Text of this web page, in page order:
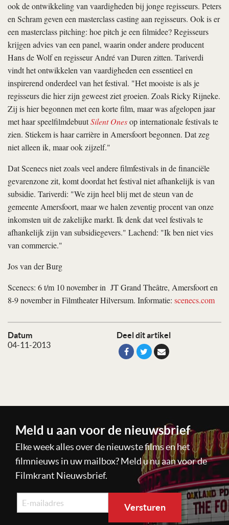
Datum
04-11-2013
Deel dit artikel
ook de ontwikkeling van vaardigheden bij jonge regisseurs. Peters
en Schram geven een masterclass casting aan regisseurs. Ook is er
een masterclass pitching: hoe pitch je een filmidee? Regisseurs
krijgen advies van een panel, waarin onder andere producent
Hans de Wolf en regisseur André van Duren zitten. Tariverdi
vindt het ontwikkelen van vaardigheden een essentieel en
inspirerend onderdeel van het festival. "Het mooiste is als je
regisseurs die hier zijn geweest ziet groeien. Zoals Ricky Rijneke.
Zij is hier begonnen met een korte film, maar was afgelopen jaar
met haar speelfilmdebuutSilent Onesop internationale festivals te
zien. Stiekem is haar carrière in Amersfoort begonnen. Dat zeg
niet alleen ik, maar ook zijzelf."
Dat Scenecs niet zoals veel andere filmfestivals in de financiële
gevarenzone zit, komt doordat het festival niet afhankelijk is van
subsidie. Tariverdi: "We zijn heel blij met de steun van de
gemeente Amersfoort, maar we halen zeventig procent van onze
inkomsten uit de zakelijke markt. Ik denk dat veel festivals te
afhankelijk zijn van subsidiegevers." Lachend: "Ik ben niet vies
van commercie."
Jos van der Burg
Scenecs: 6 t/m 10 november in JT Grand Theâtre, Amersfoort en
8-9 november in Filmtheater Hilversum. Informatie: scenecs.com
Meld u aan voor de nieuwsbrief
Elke week alles over de nieuwste films en het
filmnieuws in uw mailbox? Meld u nu aan voor de
Filmkrant Nieuwsbrief.